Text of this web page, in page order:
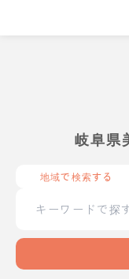
岐阜県
地域で検索する